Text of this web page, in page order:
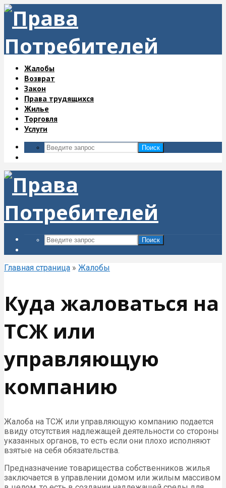
Жалобы
Возврат
Закон
Права трудящихся
Жилье
Торговля
Услуги
Поиск
Поиск
Главная страница » Жалобы
Куда жаловаться на
ТСЖ или
управляющую
компанию
Жалоба на ТСЖ или управляющую компанию подается
ввиду отсутствия надлежащей деятельности со стороны
указанных органов, то есть если они плохо исполняют
взятые на себя обязательства.
Предназначение товарищества собственников жилья
заключается в управлении домом или жилым массивом